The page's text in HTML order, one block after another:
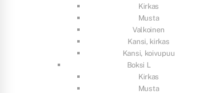
Kirkas
Musta
Valkoinen
Kansi, kirkas
Kansi, koivupuu
Boksi L
Kirkas
Musta